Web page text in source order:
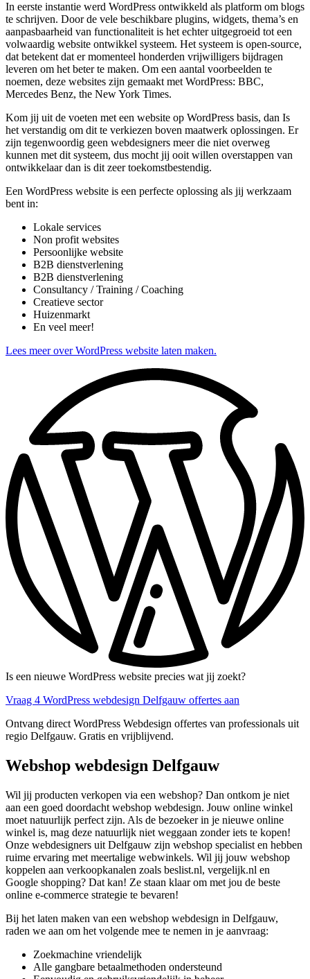
In eerste instantie werd WordPress ontwikkeld als platform om blogs
te schrijven. Door de vele beschikbare plugins, widgets, thema’s en
aanpasbaarheid van functionaliteit is het echter uitgegroeid tot een
volwaardig website ontwikkel systeem. Het systeem is open-source,
dat betekent dat er momenteel honderden vrijwilligers bijdragen
leveren om het beter te maken. Om een aantal voorbeelden te
noemen, deze websites zijn gemaakt met WordPress: BBC,
Mercedes Benz, the New York Times.
Kom jij uit de voeten met een website op WordPress basis, dan Is
het verstandig om dit te verkiezen boven maatwerk oplossingen. Er
zijn tegenwoordig geen webdesigners meer die niet overweg
kunnen met dit systeem, dus mocht jij ooit willen overstappen van
ontwikkelaar dan is dit zeer toekomstbestendig.
Een WordPress website is een perfecte oplossing als jij werkzaam
bent in:
Lokale services
Non profit websites
Persoonlijke website
B2B dienstverlening
B2B dienstverlening
Consultancy / Training / Coaching
Creatieve sector
Huizenmarkt
En veel meer!
Lees meer over WordPress website laten maken.
Is een nieuwe WordPress website precies wat jij zoekt?
Vraag 4 WordPress webdesign Delfgauw offertes aan
Ontvang direct WordPress Webdesign offertes van professionals uit
regio Delfgauw. Gratis en vrijblijvend.
Webshop webdesign Delfgauw
Wil jij producten verkopen via een webshop? Dan ontkom je niet
aan een goed doordacht webshop webdesign. Jouw online winkel
moet natuurlijk perfect zijn. Als de bezoeker in je nieuwe online
winkel is, mag deze natuurlijk niet weggaan zonder iets te kopen!
Onze webdesigners uit Delfgauw zijn webshop specialist en hebben
ruime ervaring met meertalige webwinkels. Wil jij jouw webshop
koppelen aan verkoopkanalen zoals beslist.nl, vergelijk.nl en
Google shopping? Dat kan! Ze staan klaar om met jou de beste
online e-commerce strategie te bevaren!
Bij het laten maken van een webshop webdesign in Delfgauw,
raden we aan om het volgende mee te nemen in je aanvraag:
Zoekmachine vriendelijk
Alle gangbare betaalmethoden ondersteund